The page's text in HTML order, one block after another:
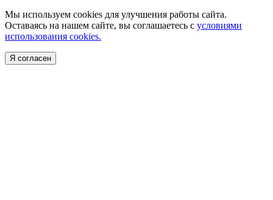
Мы используем cookies для улучшения работы сайта.
Оставаясь на нашем сайте, вы соглашаетесь с условиями
использования cookies.
Я согласен